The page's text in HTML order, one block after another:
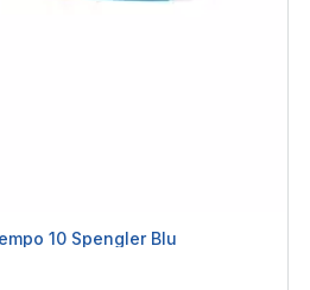
10 Spengler Blu